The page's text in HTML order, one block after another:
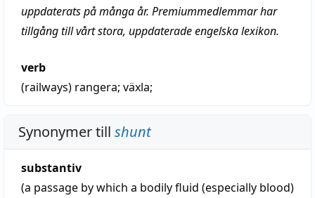
uppdaterats på många år. Premiummedlemmar har
tillgång till vårt stora, uppdaterade engelska lexikon.
verb
(railways) rangera; växla;
Synonymer till shunt
substantiv
(a passage by which a bodily fluid (especially blood)